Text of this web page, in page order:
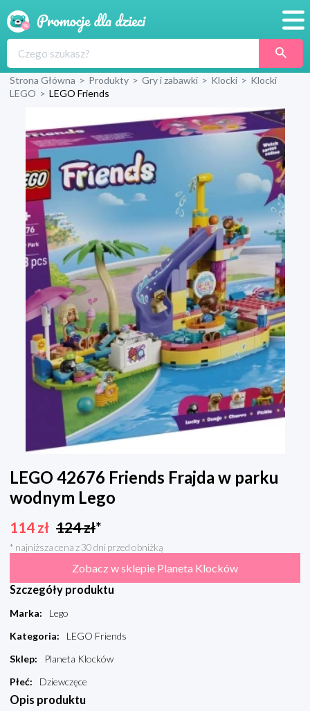
Produkty
Sklepy
Blog
Wyprawka
Strona Główna > Produkty > Gry i zabawki > Klocki > Klocki
LEGO > LEGO Friends
LEGO 42676 Friends Frajda w parku
wodnym Lego
114 zł 124zł*
* najniższa cena z 30 dni przed obniżką
Zobacz w sklepie Planeta Klocków
Szczegóły produktu
Marka:
Lego
Kategoria:
LEGO Friends
Sklep:
Planeta Klocków
Płeć: Dziewczęce
Opis produktu